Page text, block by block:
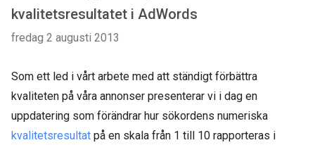
kvalitetsresultatet i AdWords
fredag 2 augusti 2013
Som ett led i vårt arbete med att ständigt förbättra
kvaliteten på våra annonser presenterar vi i dag en
uppdatering som förändrar hur sökordens numeriska
kvalitetsresultat på en skala från 1 till 10 rapporteras i